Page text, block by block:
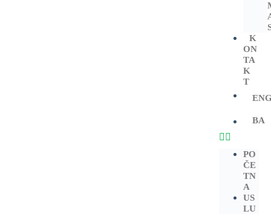
K
ON
TA
K
T
BA
PO
ČE
TN
A
US
LU